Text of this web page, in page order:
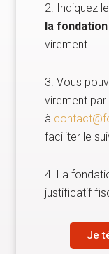
2. Indiquez
la fondation
virement.
3. Vous
virement par
à
faciliter le
4. La
justificatif
Je